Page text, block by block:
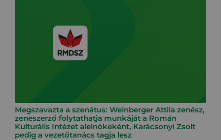
Megszavazta a szenátus: Weinberger Attila zenész,
zeneszerző folytathatja munkáját a Román
Kulturális Intézet alelnökeként, Karácsonyi Zsolt
pedig a vezetőtanács tagja lesz